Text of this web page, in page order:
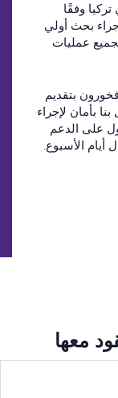
وفقًا
بحث أولي
عمليات
بتقديم
بأمان لإجراء
على الدعم
الأسبوع.
معها​